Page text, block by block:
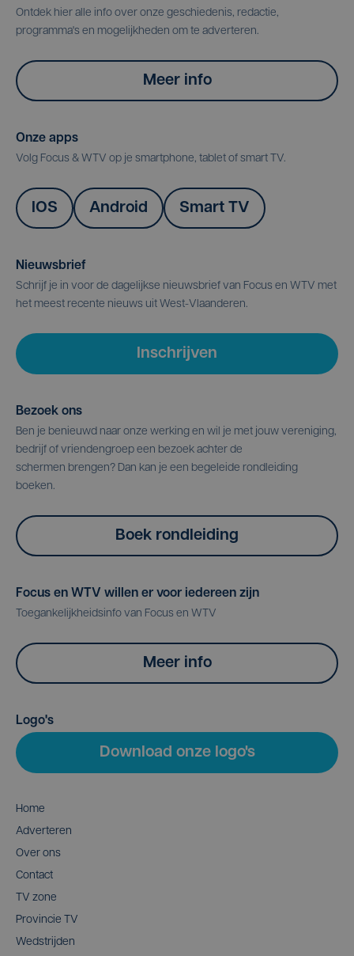
Ontdek hier alle info over onze geschiedenis, redactie,
programma's en mogelijkheden om te adverteren.
Meer info
Onze apps
Volg Focus & WTV op je smartphone, tablet of smart TV.
IOS Android Smart TV
Nieuwsbrief
Schrijf je in voor de dagelijkse nieuwsbrief van Focus en WTV met
het meest recente nieuws uit West-Vlaanderen.
Inschrijven
Bezoek ons
Ben je benieuwd naar onze werking en wil je met jouw vereniging,
bedrijf of vriendengroep een bezoek achter de
schermen brengen? Dan kan je een begeleide rondleiding
boeken.
Boek rondleiding
Focus en WTV willen er voor iedereen zijn
Toegankelijkheidsinfo van Focus en WTV
Meer info
Logo's
Download onze logo's
Home
Adverteren
Over ons
Contact
TV zone
Provincie TV
Wedstrijden